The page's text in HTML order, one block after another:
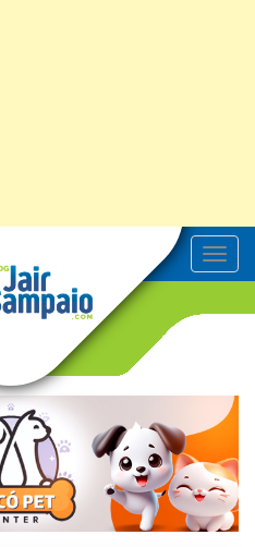
T
o
v
g
t
i
o
n